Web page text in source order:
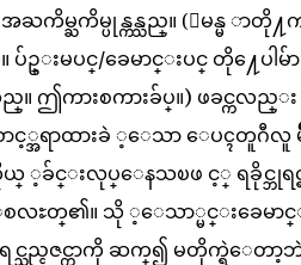
ႀကိမ္ႀကိမ္ပုန္ကန္သည္။ (ျမန္မ ာ
ပ်ဥ္းမပင္/ခေမာင္းပင္ တို႔ေပ
ဤကားစကားခ်ပ္။) ဖခင္ကလည္
အရာထားခဲ ့ေသာ ေပၚတူဂီလူ မ်ိဳ
င္းကိုယ္ ့ခ်င္းလုပ္ေနသၿဖ င့္ ရခိုင္
တ္၏။ သို ့ေသာ္မင္းခေမာင္း
သည္ငဇင္ကာကို ဆက္၍ မတိုက္ရဲေတ